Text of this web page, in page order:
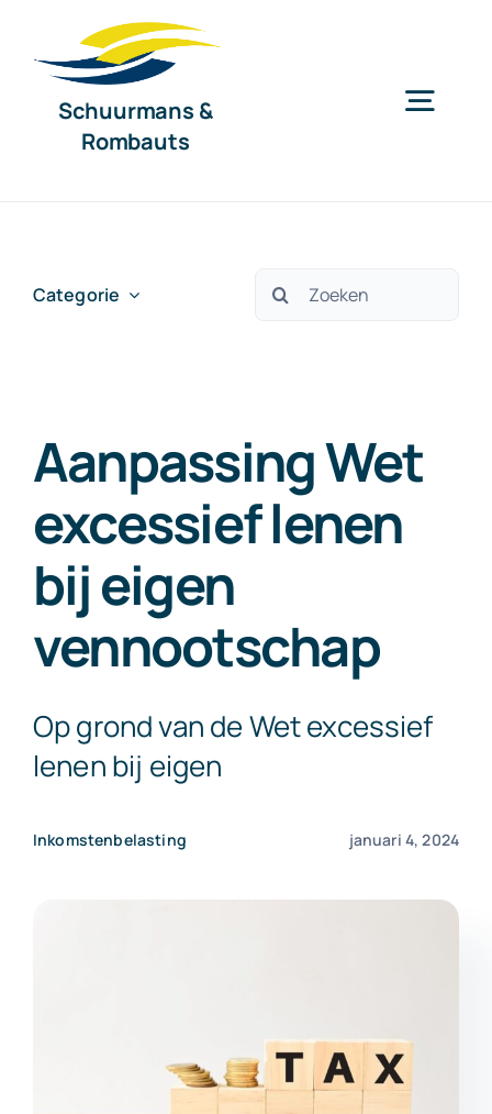
naar
Schuurmans &
Rombauts
Nieuws
Exact Online
Neem contact op!
Categorie
Zoeken
Aanpassing Wet
excessief lenen
bij eigen
vennootschap
Op grond van de Wet excessief
lenen bij eigen
Inkomstenbelasting januari 4, 2024